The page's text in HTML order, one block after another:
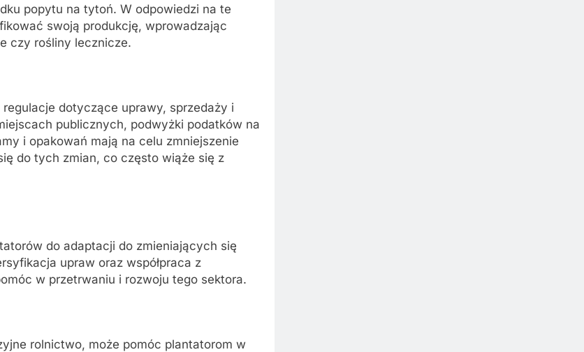
popytu na tytoń. W odpowiedzi na te
swoją produkcję, wprowadzając
czy rośliny lecznicze.
dotyczące uprawy, sprzedaży i
publicznych, podwyżki podatków na
i opakowań mają na celu zmniejszenie
do tych zmian, co często wiąże się z
do adaptacji do zmieniających się
upraw oraz współpraca z
w przetrwaniu i rozwoju tego sektora.
rolnictwo, może pomóc plantatorom w